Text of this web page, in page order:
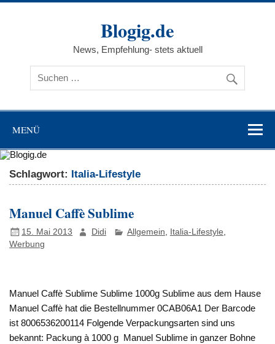
Zum
Blogig.de
News, Empfehlung- stets aktuell
MENÜ
Schlagwort: Italia-Lifestyle
Manuel Caffè Sublime
15. Mai 2013 Didi Allgemein Italia-Lifestyle
Werbung
Manuel Caffè Sublime Sublime 1000g Sublime aus dem Hause
Manuel Caffè hat die Bestellnummer 0CAB06A1 Der Barcode
ist 8006536200114 Folgende Verpackungsarten sind uns
bekannt: Packung à 1000 g Manuel Sublime in ganzer Bohne